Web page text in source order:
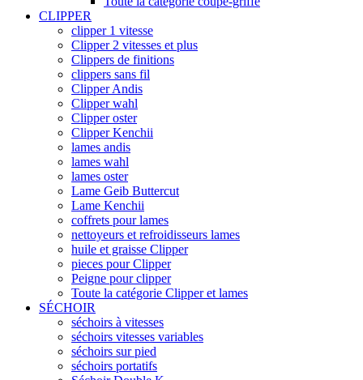
CLIPPER
clipper 1 vitesse
Clipper 2 vitesses et plus
Clippers de finitions
clippers sans fil
Clipper Andis
Clipper wahl
Clipper oster
Clipper Kenchii
lames andis
lames wahl
lames oster
Lame Geib Buttercut
Lame Kenchii
coffrets pour lames
nettoyeurs et refroidisseurs lames
huile et graisse Clipper
pieces pour Clipper
Peigne pour clipper
Toute la catégorie Clipper et lames
SÉCHOIR
séchoirs à vitesses
séchoirs vitesses variables
séchoirs sur pied
séchoirs portatifs